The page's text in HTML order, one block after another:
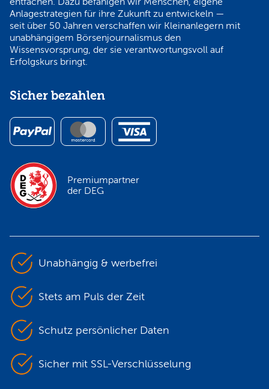
Anlagestrategien für ihre Zukunft zu entwickeln —
seit über 50 Jahren verschaffen wir Kleinanlegern mit
unabhängigem Börsenjournalismus den
Wissensvorsprung, der sie verantwortungsvoll auf
Erfolgskurs bringt.
Sicher bezahlen
Premiumpartner
der DEG
Unabhängig & werbefrei
Stets am Puls der Zeit
Schutz persönlicher Daten
Sicher mit SSL-Verschlüsselung